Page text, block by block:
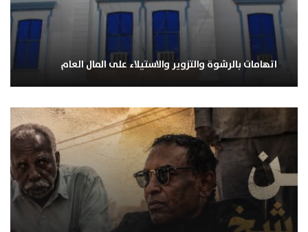
اتهامات بالرشوة والتزوير والاستيلاء على المال العام